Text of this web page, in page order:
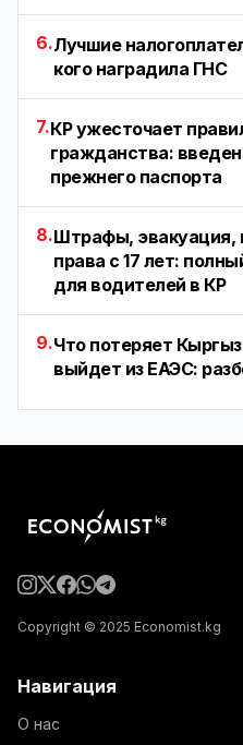
6.Лучшие
кого наградила ГНС
7.КР ужесточает
гражданства:
прежнего паспорта
8.Штрафы, эвакуация,
права с 17 лет:
для водителей в КР
9.Что потеряет
выйдет из ЕАЭС:
Copyright © 2025 Economist.kg
Навигация
О нас